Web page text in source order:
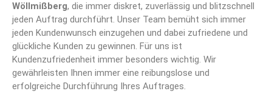
Wöllmißberg, die immer diskret, zuverlässig und blitzschnell
jeden Auftrag durchführt. Unser Team bemüht sich immer
jeden Kundenwunsch einzugehen und dabei zufriedene und
glückliche Kunden zu gewinnen. Für uns ist
Kundenzufriedenheit immer besonders wichtig. Wir
gewährleisten Ihnen immer eine reibungslose und
erfolgreiche Durchführung Ihres Auftrages.